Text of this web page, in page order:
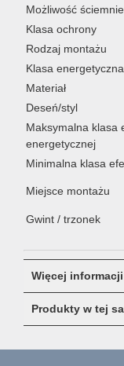
Możliwość
Klasa ochrony
Rodzaj montażu
Klasa energetyczna
Materiał
Deseń/styl
Maksymalna klasa
energetycznej
Minimalna klasa
Miejsce montażu
Gwint / trzonek
Więcej
Produkty w tej